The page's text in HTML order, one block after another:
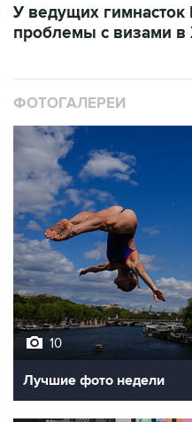
У ведущих гимнасток
проблемы с визами в
ФОТОГАЛЕРЕИ
10
Лучшие фото недели